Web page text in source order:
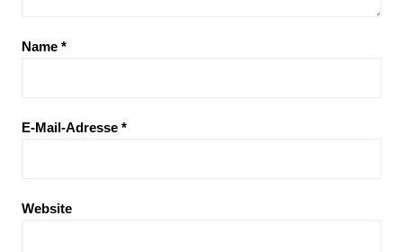
Name *
E-Mail-Adresse *
Website